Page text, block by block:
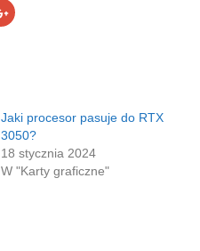
Click
to
Jaki procesor pasuje do RTX
3050?
18 stycznia 2024
W "Karty graficzne"